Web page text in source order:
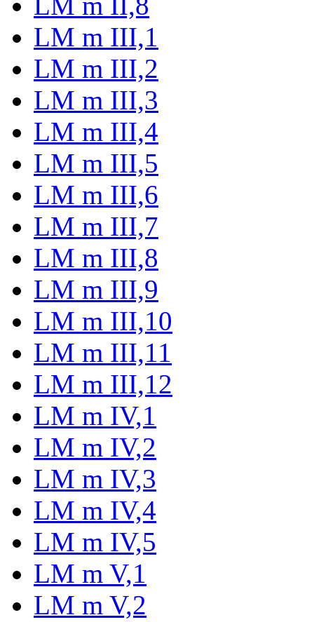
LM m III,1
LM m III,2
LM m III,3
LM m III,4
LM m III,5
LM m III,6
LM m III,7
LM m III,8
LM m III,9
LM m III,10
LM m III,11
LM m III,12
LM m IV,1
LM m IV,2
LM m IV,3
LM m IV,4
LM m IV,5
LM m V,1
LM m V,2